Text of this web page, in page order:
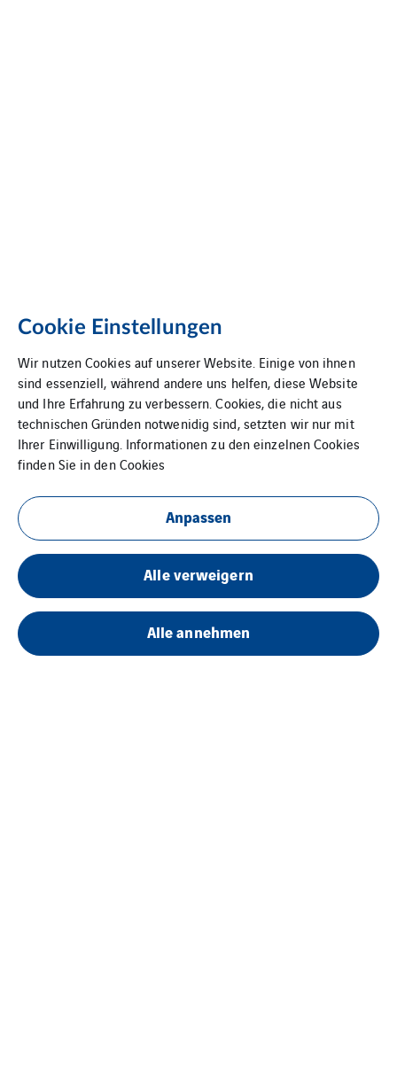
SKE TSG Business Unit
Cookie Einstellungen
Wir nutzen Cookies auf unserer Website. Einige von ihnen
sind essenziell, während andere uns helfen, diese Website
und Ihre Erfahrung zu verbessern. Cookies, die nicht aus
technischen Gründen notwenidig sind, setzten wir nur mit
Ihrer Einwilligung. Informationen zu den einzelnen Cookies
finden Sie in denCookies
Anpassen
Alle verweigern
Alle annehmen